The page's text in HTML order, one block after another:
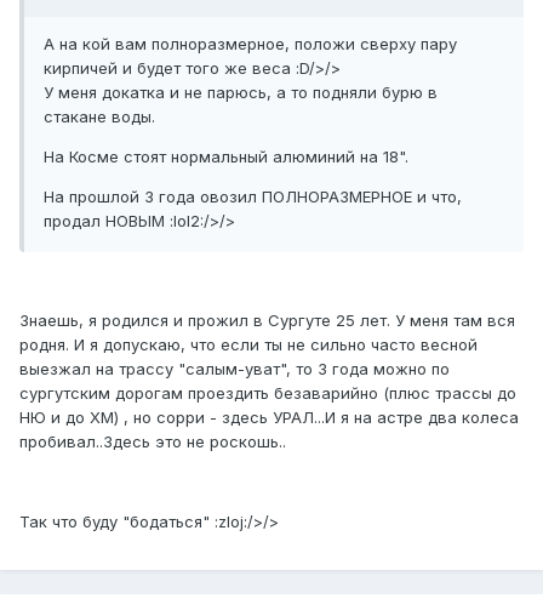
А на кой вам полноразмерное, положи сверху пару
кирпичей и будет того же веса :D/>/>
У меня докатка и не парюсь, а то подняли бурю в
стакане воды.
На Косме стоят нормальный алюминий на 18".
На прошлой 3 года овозил ПОЛНОРАЗМЕРНОЕ и что,
продал НОВЫМ :lol2:/>/>
Знаешь, я родился и прожил в Сургуте 25 лет. У меня там вся
родня. И я допускаю, что если ты не сильно часто весной
выезжал на трассу "салым-уват", то 3 года можно по
сургутским дорогам проездить безаварийно (плюс трассы до
НЮ и до ХМ) , но сорри - здесь УРАЛ...И я на астре два колеса
пробивал..Здесь это не роскошь..
Так что буду "бодаться" :zloj:/>/>